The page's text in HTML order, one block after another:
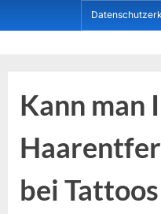
to
Kann man
bei Tattoos